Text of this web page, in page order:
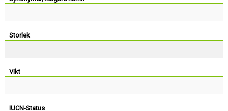
Storlek
Vikt
-
IUCN-Status